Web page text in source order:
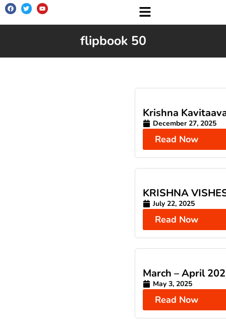
flipbook 50
Krishna
December 27, 2025
Read Now
KRISHNA
July 22, 2025
Read Now
March – April
May 3, 2025
Read Now